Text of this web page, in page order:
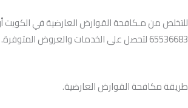
للتخلص من مـكافحة القوارض العارضية في الكويت
65536683 لتحصل على الخدمات والعروض المتوفرة.
طريقة مكافحة القوارض العارضية.